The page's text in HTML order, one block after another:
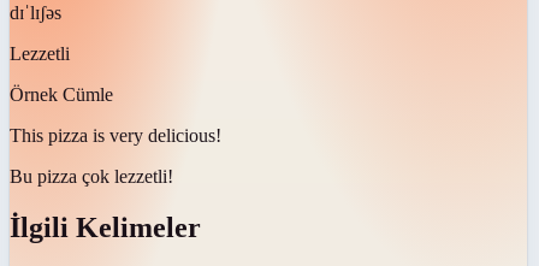
dɪˈlɪʃəs
Lezzetli
Örnek Cümle
This pizza is very delicious!
Bu pizza çok lezzetli!
İlgili Kelimeler